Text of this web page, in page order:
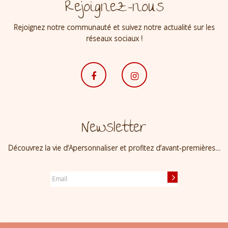
Rejoignez-nous
Rejoignez notre communauté et suivez notre actualité sur les
réseaux sociaux !
Newsletter
Découvrez la vie d’Apersonnaliser et profitez d’avant-premières…